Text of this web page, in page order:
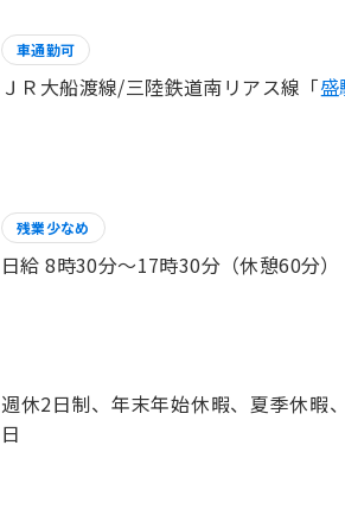
車通勤可
ＪＲ大船渡線/三陸鉄道南リアス線「盛
残業少なめ
日給 8時30分〜17時30分（休憩60分）
週休2日制、年末年始休暇、夏季休
日